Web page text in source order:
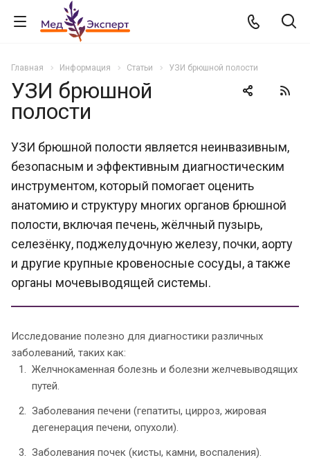
Главная Информация Статьи УЗИ брюшной полости
УЗИ брюшной
полости
УЗИ брюшной полости является неинвазивным,
безопасным и эффективным диагностическим
инструментом, который помогает оценить
анатомию и структуру многих органов брюшной
полости, включая печень, жёлчный пузырь,
селезёнку, поджелудочную железу, почки, аорту
и другие крупные кровеносные сосуды, а также
органы мочевыводящей системы.
Исследование полезно для диагностики различных
заболеваний, таких как:
Желчнокаменная болезнь и болезни желчевыводящих
путей.
Заболевания печени (гепатиты, цирроз, жировая
дегенерация печени, опухоли).
Заболевания почек (кисты, камни, воспаления).